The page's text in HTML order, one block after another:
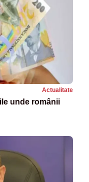
Actualitate
unde românii